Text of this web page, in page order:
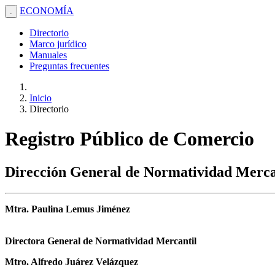
. ECONOMÍA
Directorio
Marco jurídico
Manuales
Preguntas frecuentes
Inicio
Directorio
Registro Público de Comercio
Dirección General de Normatividad
Mtra. Paulina Lemus Jiménez
Directora General de Normatividad Mercantil
Mtro. Alfredo Juárez Velázquez